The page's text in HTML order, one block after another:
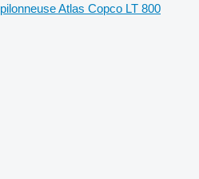
pilonneuse Atlas Copco LT 800